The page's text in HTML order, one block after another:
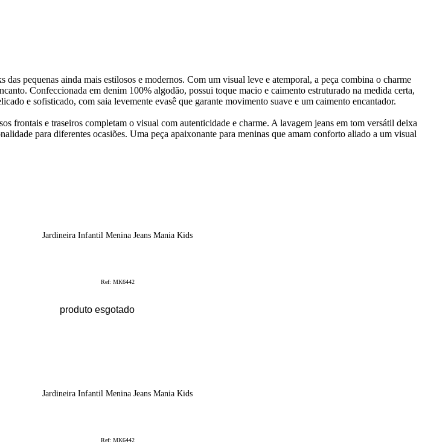
pequenas ainda mais estilosos e modernos. Com um visual leve e atemporal, a peça combina o charme
Confeccionada em denim 100% algodão, possui toque macio e caimento estruturado na medida certa,
e sofisticado, com saia levemente evasê que garante movimento suave e um caimento encantador.
frontais e traseiros completam o visual com autenticidade e charme. A lavagem jeans em tom versátil deixa
para diferentes ocasiões. Uma peça apaixonante para meninas que amam conforto aliado a um visual
Jardineira Infantil Menina Jeans Mania Kids
Ref: MK6442
produto esgotado
Jardineira Infantil Menina Jeans Mania Kids
Ref: MK6442